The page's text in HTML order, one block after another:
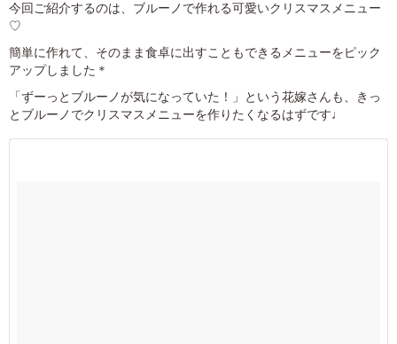
今回ご紹介するのは、ブルーノで作れる可愛いクリスマスメニュー
♡
簡単に作れて、そのまま食卓に出すこともできるメニューをピック
アップしました＊
「ずーっとブルーノが気になっていた！」という花嫁さんも、きっ
とブルーノでクリスマスメニューを作りたくなるはずです♩